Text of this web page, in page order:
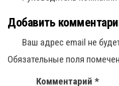
Добавить
Ваш адрес email не
Обязательные поля
Комментарий *